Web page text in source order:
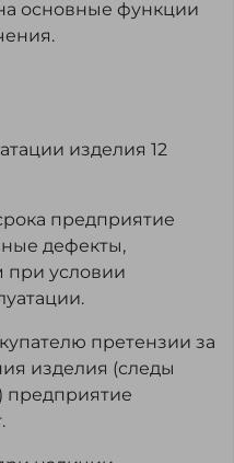
основные функции
изделия 12
предприятие
дефекты,
при условии
претензии за
изделия (следы
предприятие